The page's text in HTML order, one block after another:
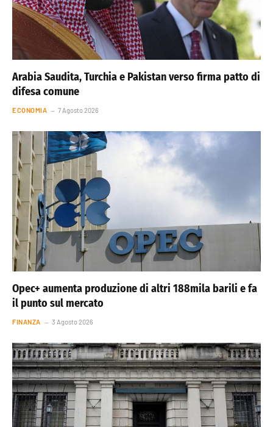
Arabia Saudita, Turchia e Pakistan verso firma patto di
difesa comune
ECONOMIA 7 Agosto 2026
Opec+ aumenta produzione di altri 188mila barili e fa
il punto sul mercato
FINANZA 3 Agosto 2026